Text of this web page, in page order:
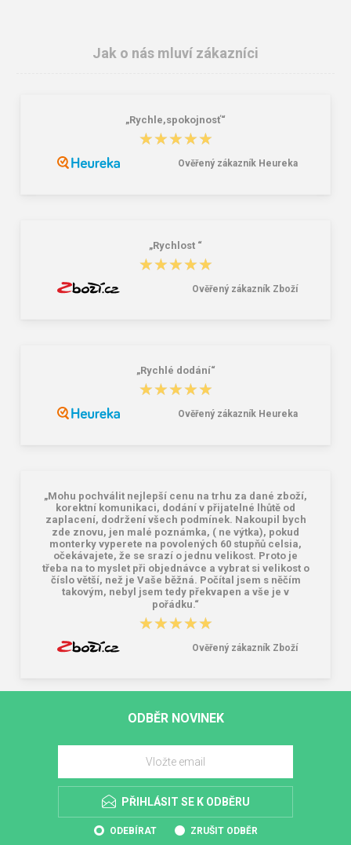
FF TERN LIGHT Pracovní rukavice
36,40 Kč
CORDED DETECT modré 1 pár
12,30 Kč
Jak o nás mluví zákazníci
„Rychle,spokojnosť“
★★★★★
★★★★★
Ověřený zákazník Heureka
„Rychlost “
★★★★★
★★★★★
Ověřený zákazník Zboží
„Rychlé dodání“
★★★★★
★★★★★
Ověřený zákazník Heureka
„Mohu pochválit nejlepší cenu na trhu za dané zboží,
korektní komunikaci, dodání v přijatelné lhůtě od
zaplacení, dodržení všech podmínek. Nakoupil bych
zde znovu, jen malé poznámka, ( ne výtka), pokud
monterky vyperete na povolených 60 stupňů celsia,
očekávajete, že se srazí o jednu velikost. Proto je
třeba na to myslet při objednávce a vybrat si velikost o
číslo větší, než je Vaše běžná. Počítal jsem s něčím
takovým, nebyl jsem tedy překvapen a vše je v
pořádku.“
★★★★★
★★★★★
Ověřený zákazník Zboží
ODBĚR NOVINEK
PŘIHLÁSIT SE K ODBĚRU
ODEBÍRAT ZRUŠIT ODBĚR